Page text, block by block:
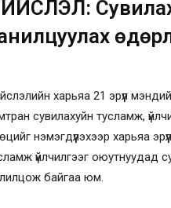
харьяа 21 эрүүл
сувилахуйн тусламж,
нэмэгдүүлэхээр харьяа
үйлчилгээг оюутнуудад
байгаа юм.